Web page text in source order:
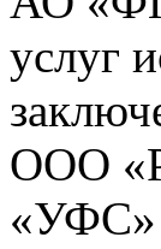
услуг
ООО
«УФС»